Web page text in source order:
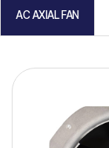
AC AXIAL FAN